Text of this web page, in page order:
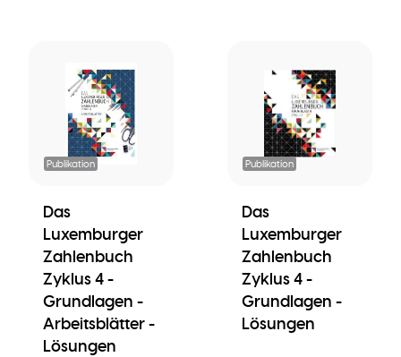
Publikation
Das
Luxemburger
Zahlenbuch
Zyklus 4 -
Grundlagen -
Arbeitsblätter -
Lösungen
Publikation
Das
Luxemburger
Zahlenbuch
Zyklus 4 -
Grundlagen -
Lösungen